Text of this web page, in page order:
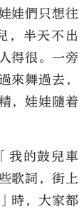
娃們只想往
，半天不出
得很。一旁
來舞過去，
，娃娃隨着
我的鼓兒車
歌詞，街上
時，大家都